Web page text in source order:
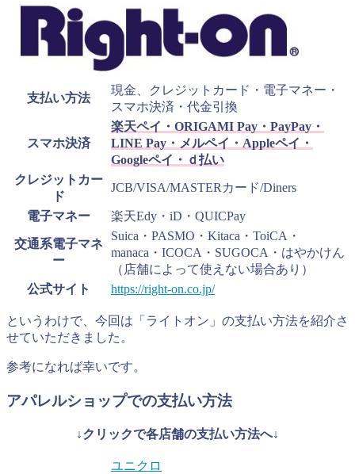
支払い方法
現金、クレジットカード・電子マネー・
スマホ決済・代金引換
スマホ決済
楽天ペイ・ORIGAMI Pay・PayPay・
LINE Pay・メルペイ・Appleペイ・
Googleペイ・ｄ払い
クレジットカー
ド
JCB/VISA/MASTERカード/Diners
電子マネー 楽天Edy・iD・QUICPay
交通系電子マネ
ー
Suica・PASMO・Kitaca・ToiCA・
manaca・ICOCA・SUGOCA・はやかけん
（店舗によって使えない場合あり）
公式サイト
https://right-on.co.jp/
というわけで、今回は「ライトオン」の支払い方法を紹介さ
せていただきました。
参考になれば幸いです。
アパレルショップでの支払い方法
↓クリックで各店舗の支払い方法へ↓
ユニクロ